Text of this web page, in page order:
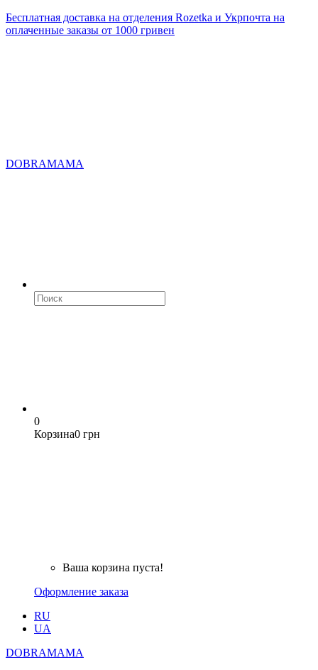
Бесплатная доставка на отделения Rozetka и Укрпочта на
оплаченные заказы от 1000 гривен
DOBRAMAMA
0
Корзина0 грн
Ваша корзина пуста!
Оформление заказа
RU
UA
DOBRAMAMA